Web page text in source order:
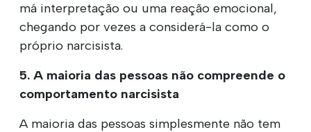
má interpretação ou uma reação emocional,
chegando por vezes a considerá-la como o
próprio narcisista.
5. A maioria das pessoas não compreende o
comportamento narcisista
A maioria das pessoas simplesmente não tem